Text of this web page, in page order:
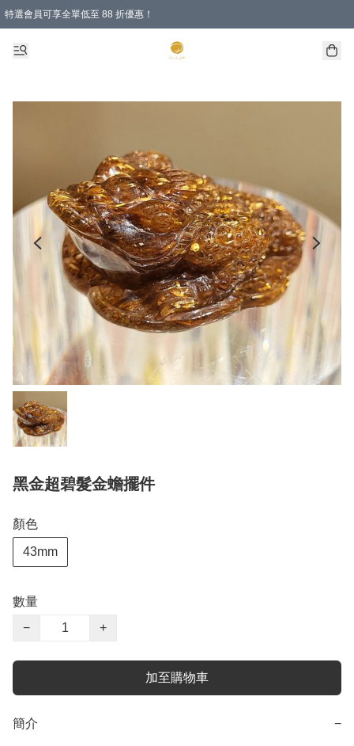
特選會員可享全單低至 88 折優惠！
購物滿 HKD 1000.00即享免運費優惠！（適用於 特定的送貨方式 )
黑金超碧髮金蟾擺件
顏色
43mm
數量
−
+
加至購物車
簡介 −